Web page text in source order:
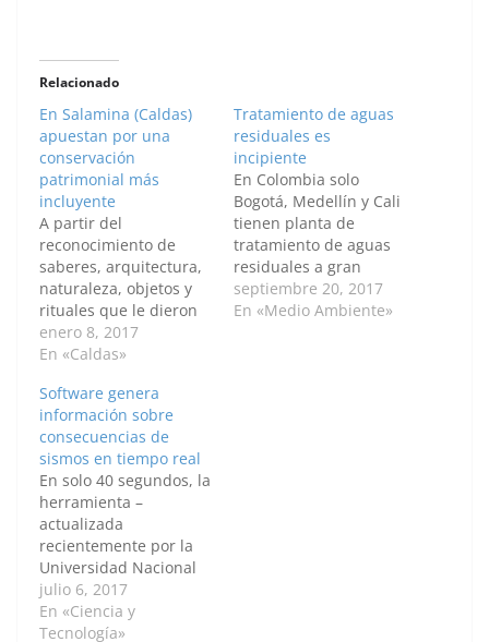
Relacionado
En Salamina (Caldas)
apuestan por una
conservación
patrimonial más
incluyente
A partir del
reconocimiento de
saberes, arquitectura,
naturaleza, objetos y
rituales que le dieron
vida a las propuestas
colectivas que
desarrollarse este año,
la Universidad
Nacional de Colombia
(U.N.) apuesta por
preservar el
patrimonio material e
inmaterial de la
“Ciudad luz de Caldas”.
MANIZALES, — Agencia
de Noticias…
enero 8, 2017
En «Caldas»
Tratamiento de aguas
residuales es
incipiente
En Colombia solo
Bogotá, Medellín y Cali
tienen planta de
tratamiento de aguas
residuales a gran
escala, pero no cubren
todo lo que se requiere
septiembre 20, 2017
En «Medio Ambiente»
Software genera
información sobre
consecuencias de
sismos en tiempo real
En solo 40 segundos, la
herramienta –
actualizada
recientemente por la
Universidad Nacional
de Colombia (U.N.)
Sede Manizales–
evalúa el estado de la
julio 6, 2017
En «Ciencia y
Tecnología»